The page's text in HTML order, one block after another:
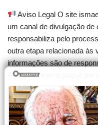
Aviso Legal O site
um canal de divulgação de
responsabiliza pelo
outra etapa relacionada às
informações são de
Atenção! Nunca pague
compre cursos que
qualquer cobrança para